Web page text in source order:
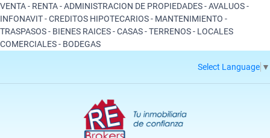
VENTA - RENTA - ADMINISTRACION DE PROPIEDADES - AVALUOS -
INFONAVIT - CREDITOS HIPOTECARIOS - MANTENIMIENTO -
TRASPASOS - BIENES RAICES - CASAS - TERRENOS - LOCALES
COMERCIALES - BODEGAS
Select Language ▼